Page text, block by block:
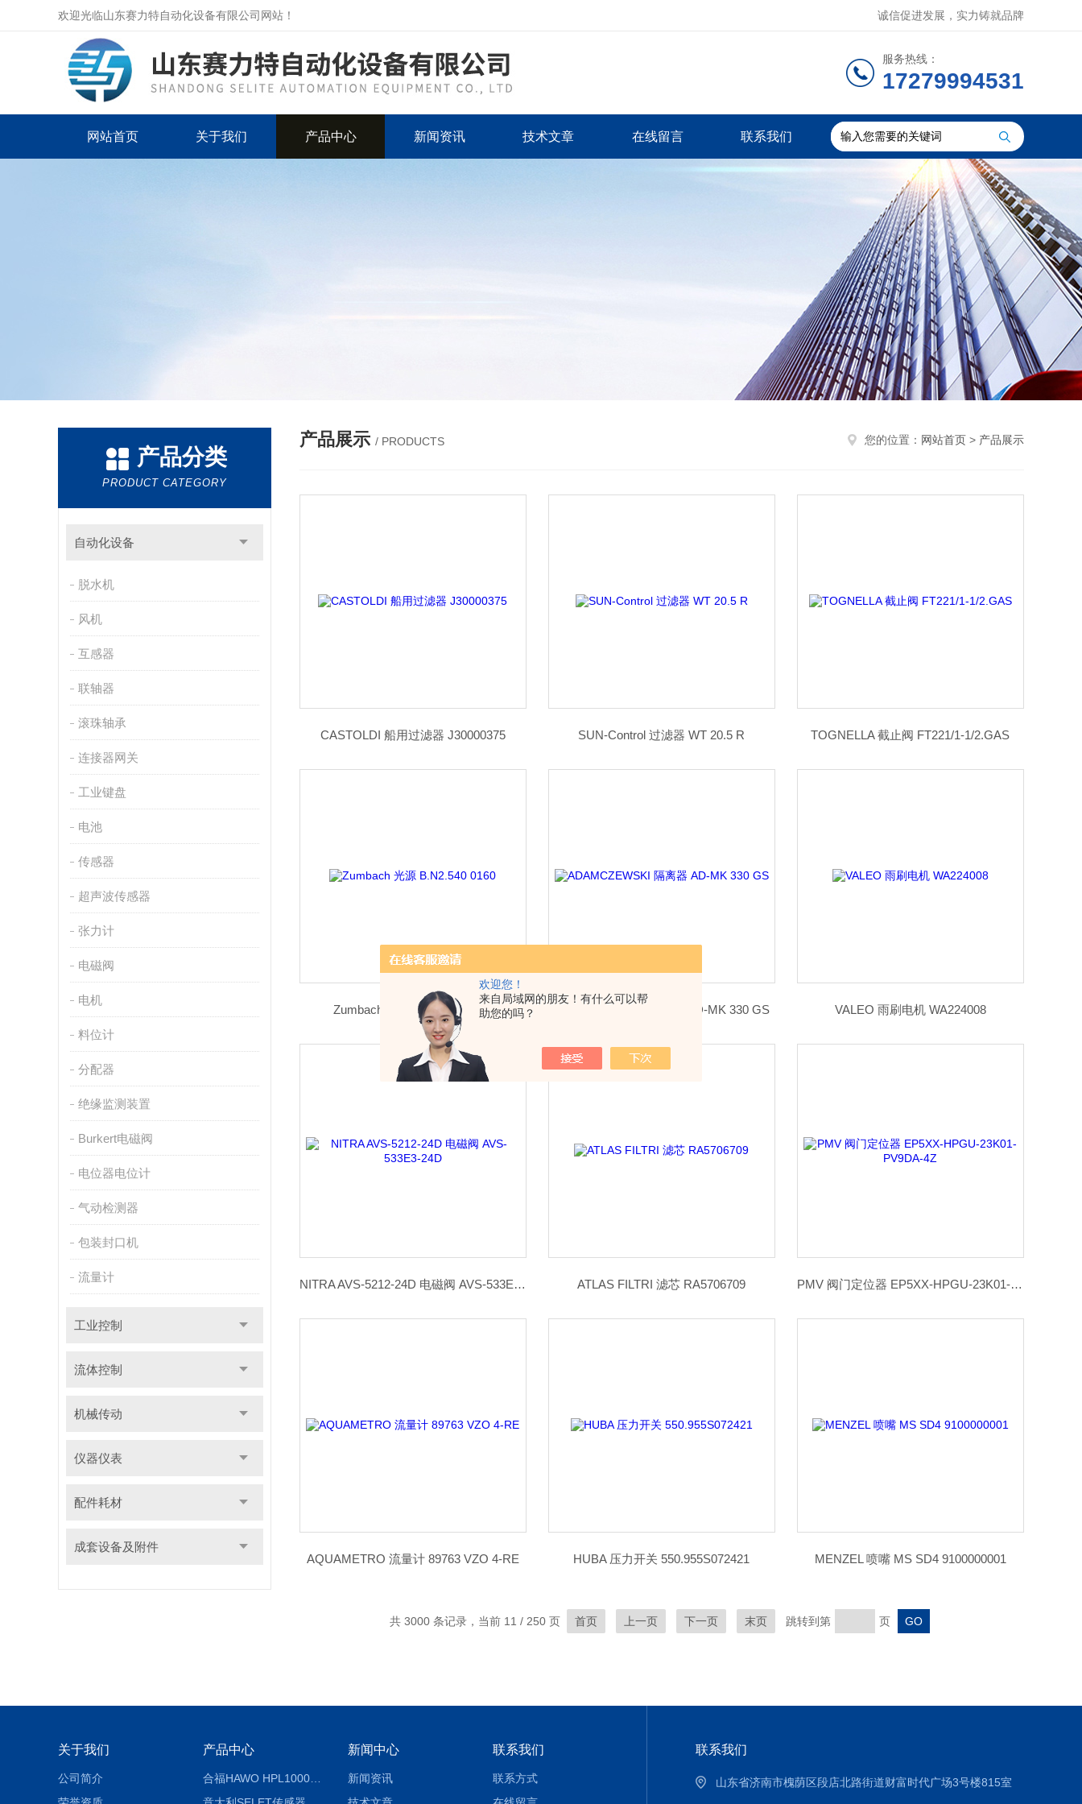
欢迎您！
来自局域网的朋友！有什么可以帮
助您的吗？
欢迎光临山东赛力特自动化设备有限公司网站！ 诚信促进发展，实力铸就品牌
服务热线：
17279994531
网站首页 关于我们 产品中心 新闻资讯 技术文章 在线留言 联系我们
产品分类
PRODUCT CATEGORY
自动化设备
脱水机
风机
互感器
联轴器
滚珠轴承
连接器网关
工业键盘
电池
传感器
超声波传感器
张力计
电磁阀
电机
料位计
分配器
绝缘监测装置
Burkert电磁阀
电位器电位计
气动检测器
包装封口机
流量计
工业控制
流体控制
机械传动
仪器仪表
配件耗材
成套设备及附件
产品展示 / PRODUCTS 您的位置： 网站首页 > 产品展示
CASTOLDI 船用过滤器 J30000375 SUN-Control 过滤器 WT 20.5 R TOGNELLA 截止阀 FT221/1-1/2.GAS
Zumbach 光源 B.N2.540 0160 ADAMCZEWSKI 隔离器 AD-MK 330 GS VALEO 雨刷电机 WA224008
NITRA AVS-5212-24D 电磁阀 AVS-533E3-24D ATLAS FILTRI 滤芯 RA5706709 PMV 阀门定位器 EP5XX-HPGU-23K01-PV9DA-4Z
AQUAMETRO 流量计 89763 VZO 4-RE HUBA 压力开关 550.955S072421 MENZEL 喷嘴 MS SD4 9100000001
共 3000 条记录，当前 11 / 250 页 首页 上一页 下一页 末页 跳转到第 页
关于我们
公司简介
产品中心
合福HAWO HPL1000AS封口机
新闻中心
新闻资讯
联系我们
联系方式
联系我们
山东省济南市槐荫区段店北路街道财富时代广场3号楼815室